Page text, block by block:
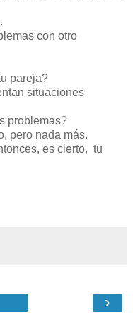
con otro
pareja?
situaciones
problemas?
pero nada más.
es cierto, tu
›